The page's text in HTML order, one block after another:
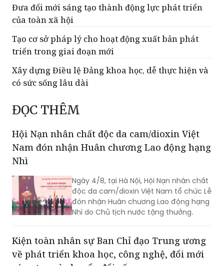
Đưa đổi mới sáng tạo thành động lực phát triển
của toàn xã hội
Tạo cơ sở pháp lý cho hoạt động xuất bản phát
triển trong giai đoạn mới
Xây dựng Điều lệ Đảng khoa học, dễ thực hiện và
có sức sống lâu dài
ĐỌC THÊM
Hội Nạn nhân chất độc da cam/dioxin Việt
Nam đón nhận Huân chương Lao động hạng
Nhì
Ngày 4/8, tại Hà Nội, Hội Nạn nhân chất
độc da cam/dioxin Việt Nam tổ chức Lễ
đón nhận Huân chương Lao động hạng
Nhì do Chủ tịch nước tặng thưởng.
Kiện toàn nhân sự Ban Chỉ đạo Trung ương
về phát triển khoa học, công nghệ, đổi mới